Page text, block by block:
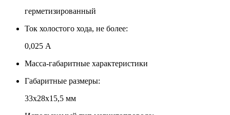
герметизированный
Ток холостого хода, не более:
0,025 А
Масса-габаритные характеристики
Габаритные размеры:
33х28х15,5 мм